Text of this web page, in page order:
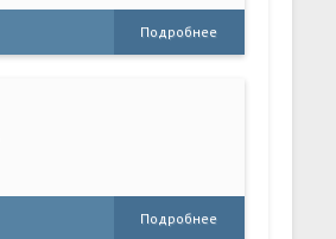
Подробнее
Подробнее